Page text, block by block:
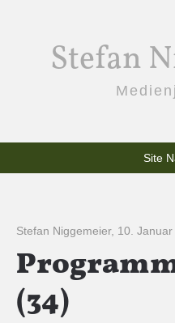
Stefan
Site
Stefan Niggemeier, 10. Januar
(34)